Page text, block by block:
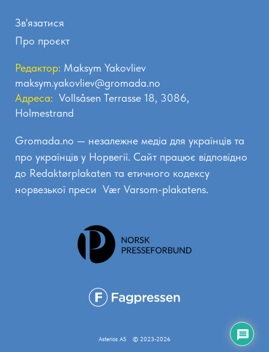
Зв'язатися
Про проєкт
Редактор: Maksym Yakovliev
maksym.yakovliev@gromada.no
Адреса: Vollsåsen Terrasse 18, 3086,
Holmestrand
Gromada.no — незалежне медіа для українців та
про українців у Норвегії. Сайт працює відповідно
до Redaktørplakaten та етичного кодексу
норвезької преси Vær Varsom-plakatens.
Asterios AS © 2023-2026